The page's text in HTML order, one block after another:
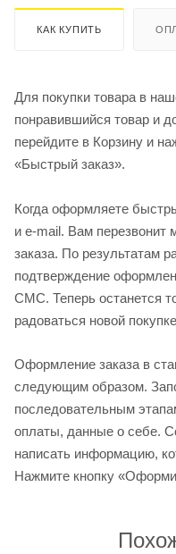
КАК КУПИТЬ
Для покупки товара в
понравившийся товар и
перейдите в Корзину и
«Быстрый заказ».
Когда оформляете
и e-mail. Вам перезвонит
заказа. По результатам
подтверждение
СМС. Теперь останется
радоваться новой
Оформление заказа в
следующим образом.
последовательным
оплаты, данные о себе.
написать информацию,
Нажмите кнопку